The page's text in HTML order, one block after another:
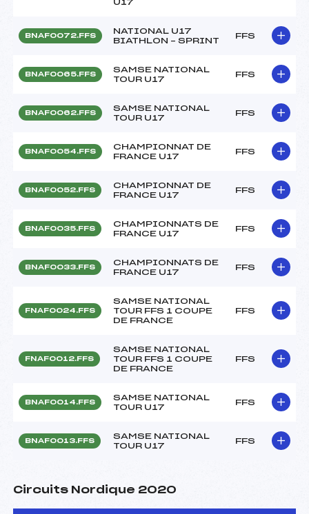
U17
BNAF0072.FFS
NATIONAL U17
BIATHLON – SPRINT
FFS
BNAF0065.FFS
SAMSE NATIONAL
TOUR U17
FFS
BNAF0062.FFS
SAMSE NATIONAL
TOUR U17
FFS
BNAF0054.FFS
CHAMPIONNAT DE
FRANCE U17
FFS
BNAF0052.FFS
CHAMPIONNAT DE
FRANCE U17
FFS
BNAF0035.FFS
CHAMPIONNATS DE
FRANCE U17
FFS
BNAF0033.FFS
CHAMPIONNATS DE
FRANCE U17
FFS
FNAF0024.FFS
SAMSE NATIONAL
TOUR FFS 1 COUPE
DE FRANCE
FFS
FNAF0012.FFS
SAMSE NATIONAL
TOUR FFS 1 COUPE
DE FRANCE
FFS
BNAF0014.FFS
SAMSE NATIONAL
TOUR U17
FFS
BNAF0013.FFS
SAMSE NATIONAL
TOUR U17
FFS
Circuits Nordique 2020